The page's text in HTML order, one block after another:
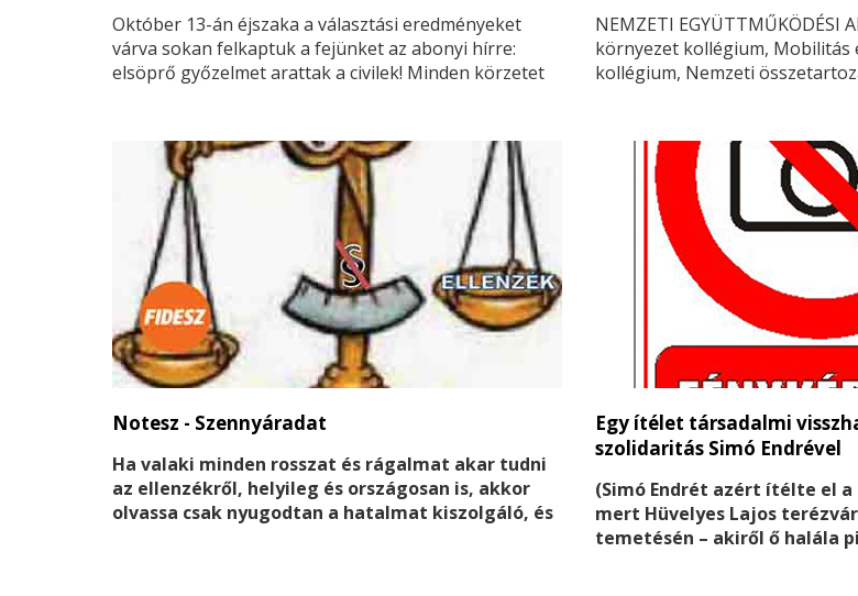
Október 13-án éjszaka a választási eredményeket
várva sokan felkaptuk a fejünket az abonyi hírre:
elsöprő győzelmet arattak a civilek! Minden körzetet
NEMZETI EGYÜTTMŰKÖDÉSI
környezet kollégium, Mobilitás
kollégium, Nemzeti
és területi hatókörű civil
támogatására. Pályázat kiírás
Notesz - Szennyáradat
Ha valaki minden rosszat és rágalmat akar tudni
az ellenzékről, helyileg és országosan is, akkor
olvassa csak nyugodtan a hatalmat kiszolgáló, és
Egy ítélet társadalmi
szolidaritás Simó Endrével
(Simó Endrét azért ítélte el
mert Hüvelyes Lajos
temetésén – akiről ő halála